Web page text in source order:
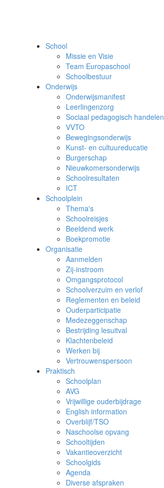
School
Missie en Visie
Team Europaschool
Schoolbestuur
Onderwijs
Onderwijsmanifest
Leerlingenzorg
Sociaal pedagogisch handelen
VVTO
Bewegingsonderwijs
Kunst- en cultuureducatie
Burgerschap
Nieuwkomersonderwijs
Schoolresultaten
ICT
Schoolplein
Thema's
Schoolreisjes
Beeldend werk
Boekpromotie
Organisatie
Aanmelden
Zij-instroom
Omgangsprotocol
Schoolverzuim en verlof
Reglementen en beleid
Ouderparticipatie
Medezeggenschap
Bestrijding lesuitval
Klachtenbeleid
Werken bij
Vertrouwenspersoon
Praktisch
Schoolplan
AVG
Vrijwillige ouderbijdrage
English information
Overblijf/TSO
Naschoolse opvang
Schooltijden
Vakantieoverzicht
Schoolgids
Agenda
Diverse afspraken